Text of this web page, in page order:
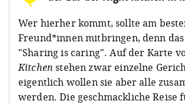
Wer hierher kommt, sollte am
Freund*innen mitbringen, denn
"Sharing is caring". Auf der Karte
Kitchen stehen zwar einzelne
eigentlich wollen sie aber alle
werden. Die geschmackliche Reise